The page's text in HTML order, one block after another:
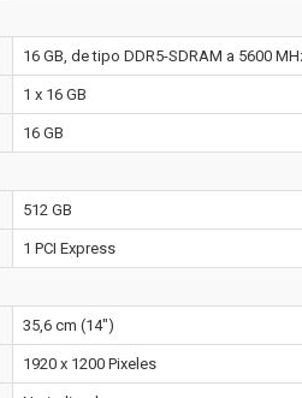
16 GB, de tipo DDR5-SDRAM a 5600
1 x 16 GB
16 GB
512 GB
1 PCI Express
35,6 cm (14")
1920 x 1200 Pixeles